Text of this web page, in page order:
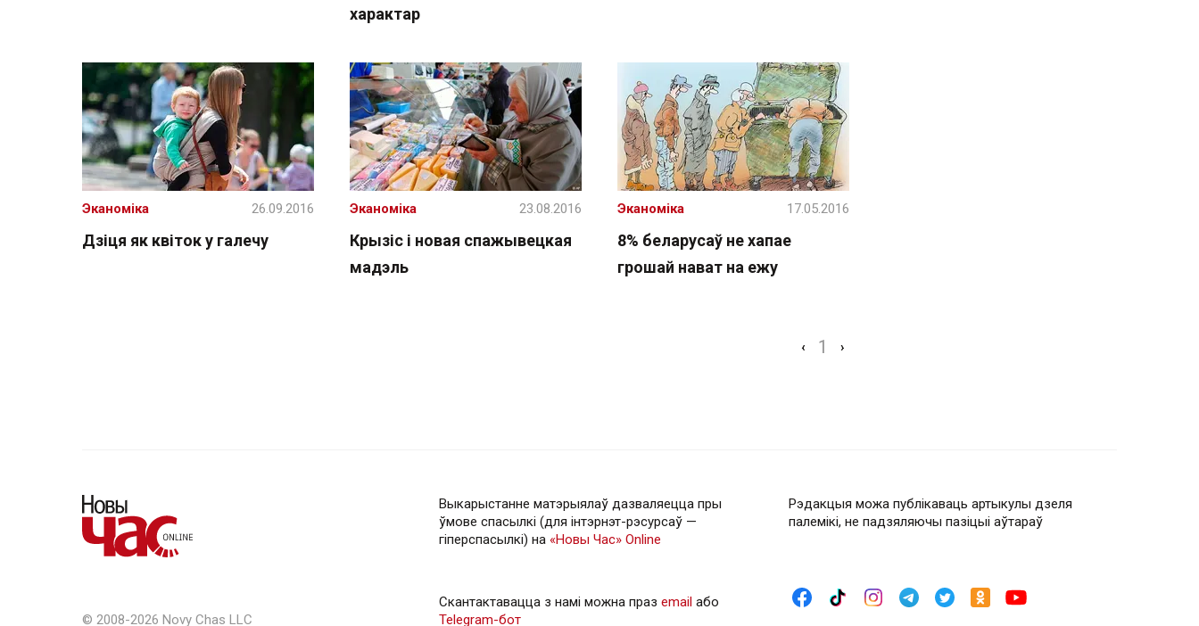
характар
Дзіця як квіток у галечу
Эканоміка 26.09.2016
Крызіс і новая спажывецкая
мадэль
Эканоміка 23.08.2016
8% беларусаў не хапае
грошай нават на ежу
Эканоміка 17.05.2016
‹ 1 ›
© 2008-2026 Novy Chas LLC
Выкарыстанне матэрыялаў дазваляецца пры
ўмове спасылкі (для інтэрнэт-рэсурсаў —
гiперспасылкi) на «Новы Час» Online
Скантактавацца з намі можна праз email або
Telegram-бот
Рэдакцыя можа публікаваць артыкулы дзеля
палемікі, не падзяляючы пазіцыі аўтараў